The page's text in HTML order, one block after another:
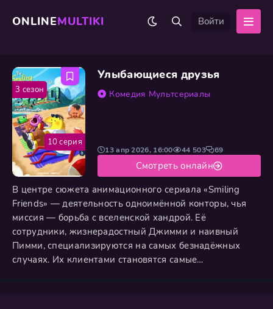
ONLINEMULTIKI Войти
Улыбающиеся друзья
Комедия Мультсериалы
В центре сюжета анимационного сериала «Smiling
Friends» — деятельность одноимённой конторы, чья
миссия — борьба с вселенской хандрой. Её
сотрудники, жизнерадостный Джимми и наивный
Пимми, специализируются на самых безнадёжных
случаях. Их клиентами становятся самые
13 апр 2026, 16:00 44 503 69
Смотреть онлайн
10 серия
3 сезон